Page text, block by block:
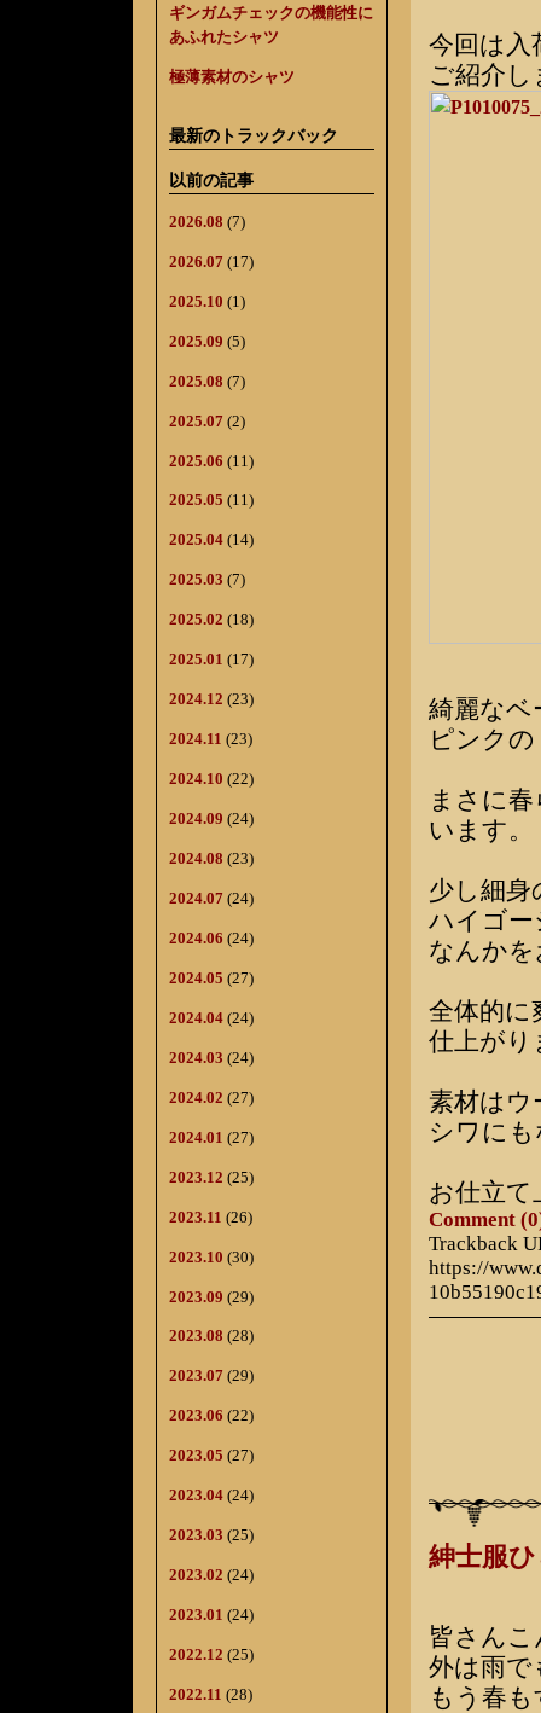
ギンガムチェックの機能性に
あふれたシャツ
極薄素材のシャツ
最新のトラックバック
以前の記事
2026.08 (7)
2026.07 (17)
2025.10 (1)
2025.09 (5)
2025.08 (7)
2025.07 (2)
2025.06 (11)
2025.05 (11)
2025.04 (14)
2025.03 (7)
2025.02 (18)
2025.01 (17)
2024.12 (23)
2024.11 (23)
2024.10 (22)
2024.09 (24)
2024.08 (23)
2024.07 (24)
2024.06 (24)
2024.05 (27)
2024.04 (24)
2024.03 (24)
2024.02 (27)
2024.01 (27)
2023.12 (25)
2023.11 (26)
2023.10 (30)
2023.09 (29)
2023.08 (28)
2023.07 (29)
2023.06 (22)
2023.05 (27)
2023.04 (24)
2023.03 (25)
2023.02 (24)
2023.01 (24)
2022.12 (25)
2022.11 (28)
今回は入
ご紹介し
綺麗なベ
ピンク
まさに
います。
少し細
ハイゴー
なんか
全体的に
仕上がり
素材はウ
シワに
お仕立て
Comment
Trackback
https://
紳士服
皆さん
外は雨で
もう春